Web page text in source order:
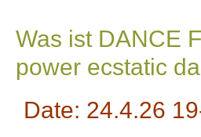
Was ist DANCE
power ecstatic
Date: 24.4.26